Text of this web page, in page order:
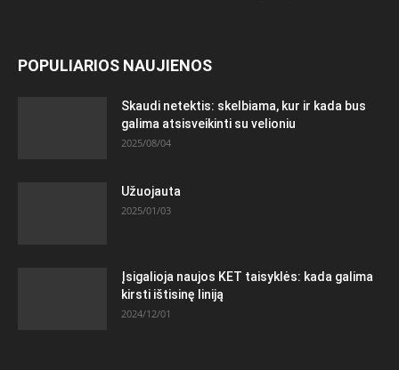
POPULIARIOS NAUJIENOS
Skaudi netektis: skelbiama, kur ir kada bus
galima atsisveikinti su velioniu
2025/08/04
Užuojauta
2025/01/03
Įsigalioja naujos KET taisyklės: kada galima
kirsti ištisinę liniją
2024/12/01